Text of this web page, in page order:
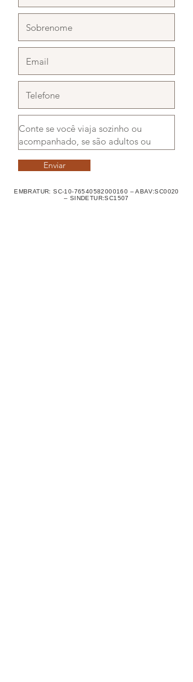
EMBRATUR: SC-10-76540582000160 – ABAV:SC0020
– SINDETUR:SC1507
Enviar